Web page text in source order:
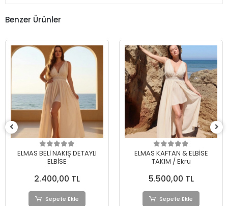
Benzer Ürünler
ELMAS BELİ NAKIŞ DETAYLI
ELBİSE
2.400,00 TL
Sepete Ekle
ELMAS KAFTAN & ELBİSE
TAKIM / Ekru
5.500,00 TL
Sepete Ekle